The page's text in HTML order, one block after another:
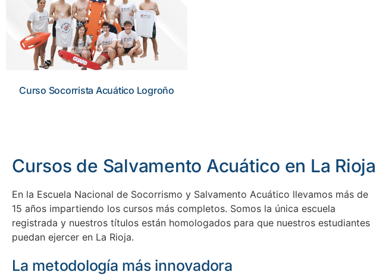
Curso Socorrista Acuático Logroño
Cursos de Salvamento Acuático en La Rioja
En la Escuela Nacional de Socorrismo y Salvamento Acuático llevamos más de
15 años impartiendo los cursos más completos. Somos la única escuela
registrada y nuestros títulos están homologados para que nuestros estudiantes
puedan ejercer en La Rioja.
La metodología más innovadora